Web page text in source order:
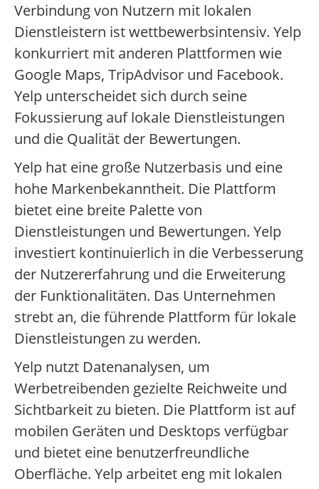
Verbindung von Nutzern mit lokalen
Dienstleistern ist wettbewerbsintensiv. Yelp
konkurriert mit anderen Plattformen wie
Google Maps, TripAdvisor und Facebook.
Yelp unterscheidet sich durch seine
Fokussierung auf lokale Dienstleistungen
und die Qualität der Bewertungen.
Yelp hat eine große Nutzerbasis und eine
hohe Markenbekanntheit. Die Plattform
bietet eine breite Palette von
Dienstleistungen und Bewertungen. Yelp
investiert kontinuierlich in die Verbesserung
der Nutzererfahrung und die Erweiterung
der Funktionalitäten. Das Unternehmen
strebt an, die führende Plattform für lokale
Dienstleistungen zu werden.
Yelp nutzt Datenanalysen, um
Werbetreibenden gezielte Reichweite und
Sichtbarkeit zu bieten. Die Plattform ist auf
mobilen Geräten und Desktops verfügbar
und bietet eine benutzerfreundliche
Oberfläche. Yelp arbeitet eng mit lokalen